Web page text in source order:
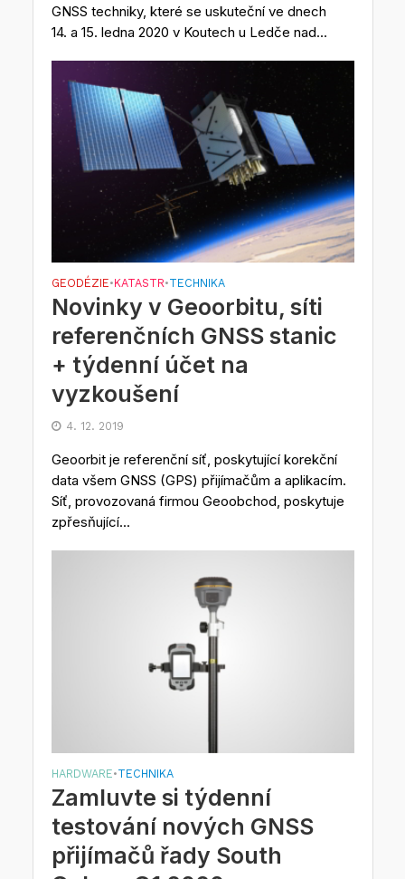
GNSS techniky, které se uskuteční ve dnech
14. a 15. ledna 2020 v Koutech u Ledče nad...
GEODÉZIE•KATASTR•TECHNIKA
Novinky v Geoorbitu, síti
referenčních GNSS stanic
+ týdenní účet na
vyzkoušení
4. 12. 2019
Geoorbit je referenční síť, poskytující korekční
data všem GNSS (GPS) přijímačům a aplikacím.
Síť, provozovaná firmou Geoobchod, poskytuje
zpřesňující...
HARDWARE•TECHNIKA
Zamluvte si týdenní
testování nových GNSS
přijímačů řady South